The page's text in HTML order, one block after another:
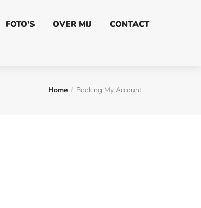
FOTO’S OVER MIJ CONTACT
Home Booking My Account